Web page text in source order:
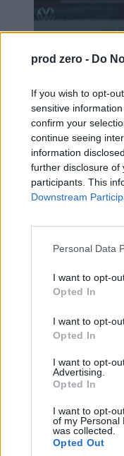
prod zero - Do
If you wish to opt-
sensitive
confirm your
continue seeing
information
further disclosure of
participants. This
Downstream
Personal Data
I want to opt-
Opted In
I want to opt-
Opted In
I want to opt-
Advertising.
Opted In
I want to opt-
of my Personal
was collected.
Opted Out
Ceny ropy na
na majówkę
Katarzyna Dybińska
30.04.2026
Biznes